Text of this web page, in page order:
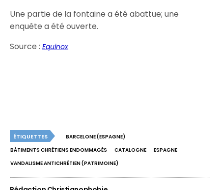
Une partie de la fontaine a été abattue; une
enquête a été ouverte.
Source :Equinox
ÉTIQUETTES
BARCELONE (ESPAGNE)
BÂTIMENTS CHRÉTIENS ENDOMMAGÉS
CATALOGNE
ESPAGNE
VANDALISME ANTICHRÉTIEN (PATRIMOINE)